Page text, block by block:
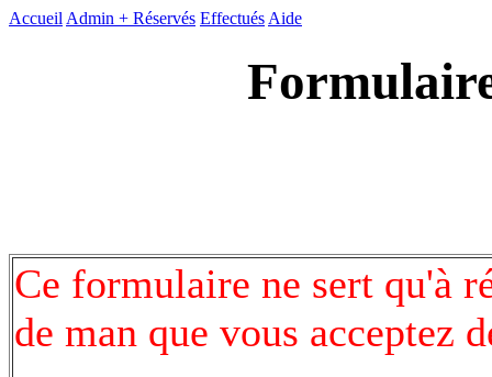
Accueil Admin + Réservés Effectués Aide
Ce formulaire ne sert qu'à
de man que vous acceptez